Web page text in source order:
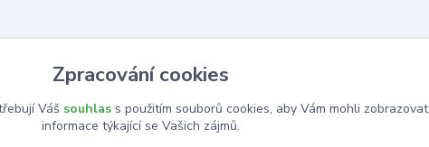
Zpracování cookies
Váš souhlass použitím souborů cookies, aby Vám mohli zobrazovat
informace týkající se Vašich zájmů.